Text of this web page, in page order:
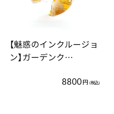
【魅惑のインクルージョ
ン】ガーデンク…
8800円 (税込)